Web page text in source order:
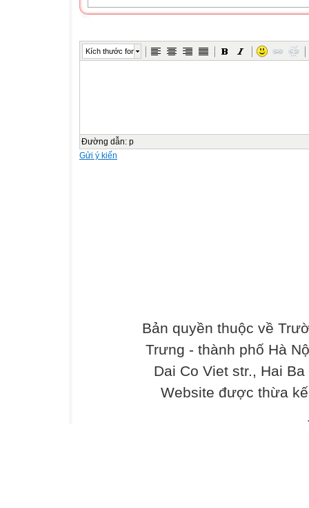
Kích thước font
Đường dẫn: p
Gửi ý kiến
Bản quyền thuộc về
Trưng - thành phố Hà
Dai Co Viet str., Hai
Website được thừa